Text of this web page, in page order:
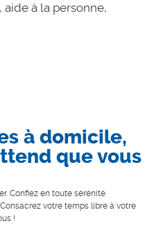
à la personne,
à domicile,
que vous
Confiez en toute sérénité
votre temps libre à votre
!